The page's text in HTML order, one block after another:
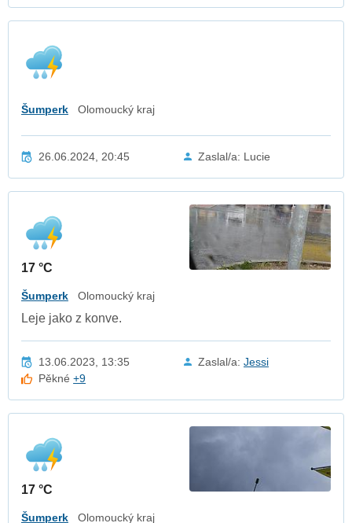
Šumperk Olomoucký kraj
26.06.2024, 20:45 Zaslal/a: Lucie
17 °C
Šumperk Olomoucký kraj
Leje jako z konve.
13.06.2023, 13:35 Zaslal/a: Jessi
Pěkné+9
17 °C
Šumperk Olomoucký kraj